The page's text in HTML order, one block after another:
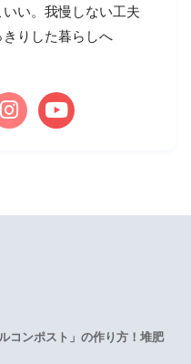
い。我慢しない工夫
りした暮らしへ
コンポスト」の作り方！堆肥